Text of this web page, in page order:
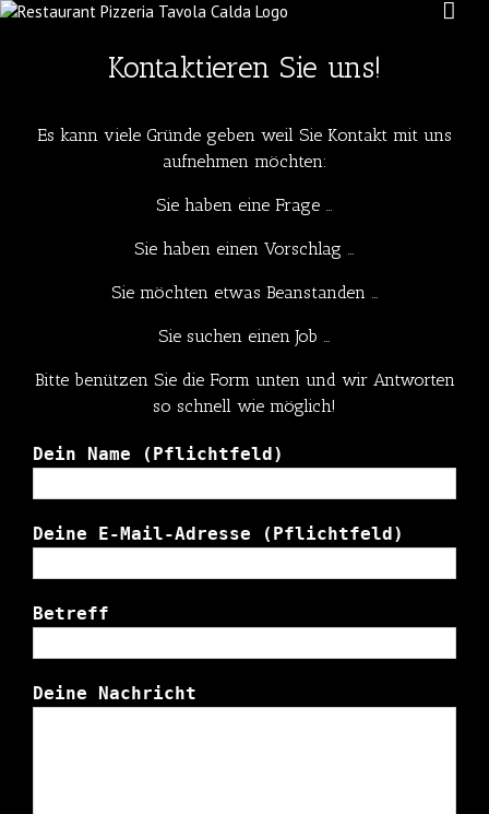
Kontaktieren Sie uns!
Es kann viele Gründe geben weil Sie Kontakt mit uns
aufnehmen möchten:
Sie haben eine Frage …
Sie haben einen Vorschlag …
Sie möchten etwas Beanstanden …
Sie suchen einen Job …
Bitte benützen Sie die Form unten und wir Antworten
so schnell wie möglich!
Dein Name (Pflichtfeld)
Deine E-Mail-Adresse (Pflichtfeld)
Betreff
Deine Nachricht